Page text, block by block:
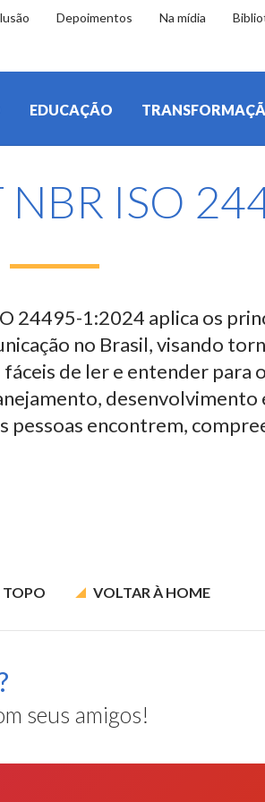
Depoimentos Na mídia
EDUCAÇÃO
ISO
24495-1:2024 aplica os
no Brasil, visando
de ler e entender para
desenvolvimento
encontrem,
TOPO VOLTAR À HOME
seus amigos!